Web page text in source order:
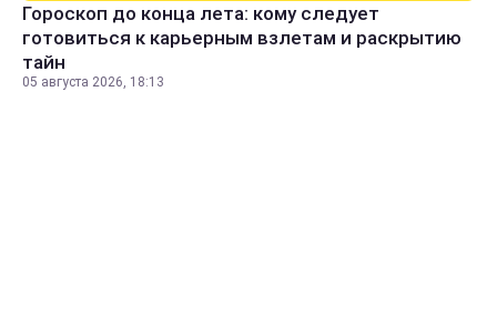
Гороскоп до конца лета: кому следует
готовиться к карьерным взлетам и раскрытию
тайн
05 августа 2026, 18:13